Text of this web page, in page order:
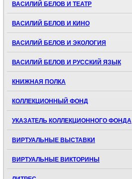
ВАСИЛИЙ БЕЛОВ И ТЕАТР
ВАСИЛИЙ БЕЛОВ И КИНО
ВАСИЛИЙ БЕЛОВ И ЭКОЛОГИЯ
ВАСИЛИЙ БЕЛОВ И РУССКИЙ ЯЗЫК
КНИЖНАЯ ПОЛКА
КОЛЛЕКЦИОННЫЙ ФОНД
УКАЗАТЕЛЬ КОЛЛЕКЦИОННОГО ФОНДА
ВИРТУАЛЬНЫЕ ВЫСТАВКИ
ВИРТУАЛЬНЫЕ ВИКТОРИНЫ